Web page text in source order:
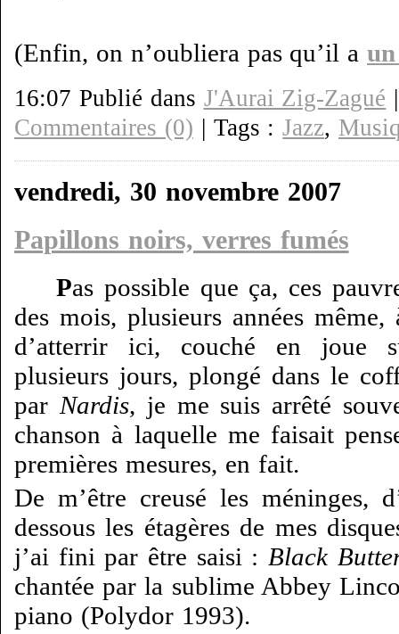
(Enfin, on n’oubliera pas qu’il a
16:07 Publié dans J'Aurai Zig-Zagué
Commentaires (0) | Tags :Jazz,
vendredi, 30 novembre 2007
Papillons noirs, verres fumés
Pas possible que ça, ces
des mois, plusieurs années
d’atterrir ici, couché en joue
plusieurs jours, plongé dans le
par Nardis, je me suis arrêté
chanson à laquelle me faisait
premières mesures, en fait.
De m’être creusé les méninges,
dessous les étagères de mes
j’ai fini par être saisi : Black
chantée par la sublime Abbey
piano (Polydor 1993).